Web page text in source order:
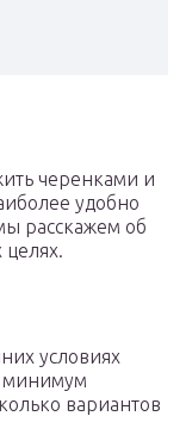
черенками и
удобно
расскажем об
целях.
условиях
минимум
вариантов